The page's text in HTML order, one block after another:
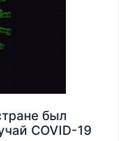
был
COVID-19